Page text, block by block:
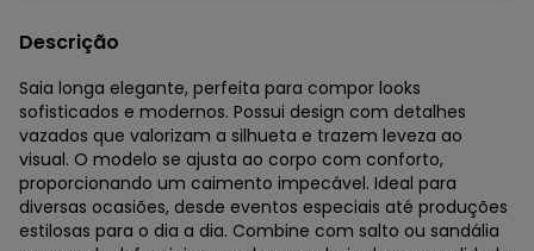
Descrição
Saia longa elegante, perfeita para compor looks
sofisticados e modernos. Possui design com detalhes
vazados que valorizam a silhueta e trazem leveza ao
visual. O modelo se ajusta ao corpo com conforto,
proporcionando um caimento impecável. Ideal para
diversas ocasiões, desde eventos especiais até produções
estilosas para o dia a dia. Combine com salto ou sandália